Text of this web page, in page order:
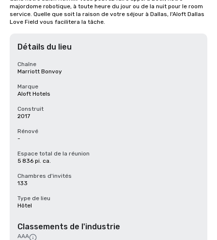
majordome robotique, à toute heure du jour ou de la nuit pour le room
service. Quelle que soit la raison de votre séjour à Dallas, l'Aloft Dallas
Love Field vous facilitera la tâche.
Détails du lieu
Chaîne
Marriott Bonvoy
Marque
Aloft Hotels
Construit
2017
Rénové
-
Espace total de la réunion
5 836 pi. ca.
Chambres d'invités
133
Type de lieu
Hôtel
Classements de l'industrie
AAA